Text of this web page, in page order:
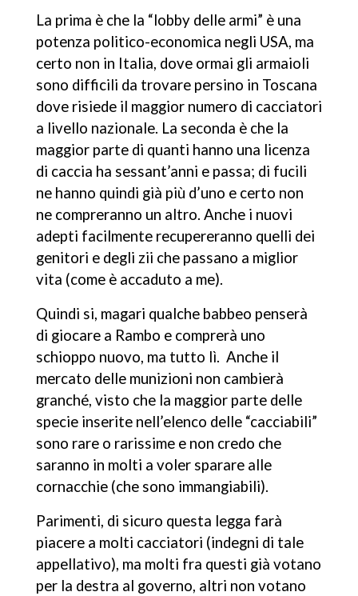
La prima è che la “lobby delle armi” è una
potenza politico-economica negli USA, ma
certo non in Italia, dove ormai gli armaioli
sono difficili da trovare persino in Toscana
dove risiede il maggior numero di cacciatori
a livello nazionale. La seconda è che la
maggior parte di quanti hanno una licenza
di caccia ha sessant’anni e passa; di fucili
ne hanno quindi già più d’uno e certo non
ne compreranno un altro. Anche i nuovi
adepti facilmente recupereranno quelli dei
genitori e degli zii che passano a miglior
vita (come è accaduto a me).
Quindi si, magari qualche babbeo penserà
di giocare a Rambo e comprerà uno
schioppo nuovo, ma tutto lì. Anche il
mercato delle munizioni non cambierà
granché, visto che la maggior parte delle
specie inserite nell’elenco delle “cacciabili”
sono rare o rarissime e non credo che
saranno in molti a voler sparare alle
cornacchie (che sono immangiabili).
Parimenti, di sicuro questa legga farà
piacere a molti cacciatori (indegni di tale
appellativo), ma molti fra questi già votano
per la destra al governo, altri non votano